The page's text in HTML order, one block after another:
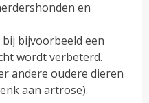
en
bijvoorbeeld een
wordt verbeterd.
andere oudere dieren
aan artrose).